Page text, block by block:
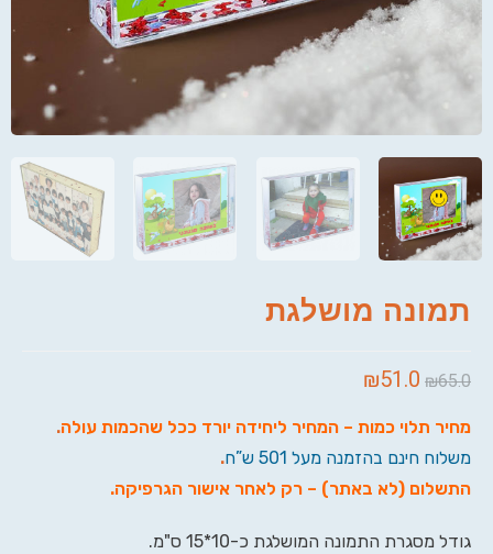
תמונה מושלגת
₪65.0
₪51.0
מחיר תלוי כמות – המחיר ליחידה יורד ככל שהכמות עולה.
משלוח חינם בהזמנה מעל 501 ש”ח
.
התשלום (לא באתר) – רק לאחר אישור הגרפיקה.
גודל מסגרת התמונה המושלגת כ-10*15 ס"מ.